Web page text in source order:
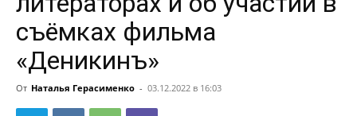
съёмках фильма
«Деникинъ»
От Наталья Герасименко - 03.12.2022 в 16:03